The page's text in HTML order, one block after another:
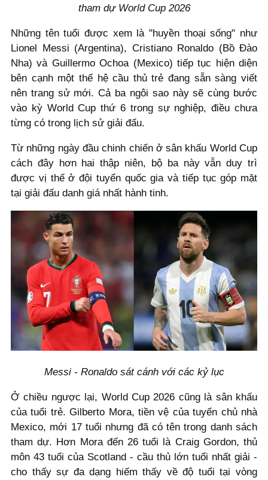
tham dự World Cup 2026
Những tên tuổi được xem là "huyền thoại sống" như
Lionel Messi (Argentina), Cristiano Ronaldo (Bồ Đào
Nha) và Guillermo Ochoa (Mexico) tiếp tục hiện diện
bên cạnh một thế hệ cầu thủ trẻ đang sẵn sàng viết
nên trang sử mới. Cả ba ngôi sao này sẽ cùng bước
vào kỳ World Cup thứ 6 trong sự nghiệp, điều chưa
từng có trong lịch sử giải đấu.
Từ những ngày đầu chinh chiến ở sân khấu World Cup
cách đây hơn hai thập niên, bộ ba này vẫn duy trì
được vị thế ở đội tuyển quốc gia và tiếp tục góp mặt
tại giải đấu danh giá nhất hành tinh.
Messi - Ronaldo sát cánh với các kỷ lục
Ở chiều ngược lại, World Cup 2026 cũng là sân khấu
của tuổi trẻ. Gilberto Mora, tiền vệ của tuyển chủ nhà
Mexico, mới 17 tuổi nhưng đã có tên trong danh sách
tham dự. Hơn Mora đến 26 tuổi là Craig Gordon, thủ
môn 43 tuổi của Scotland - cầu thủ lớn tuổi nhất giải -
cho thấy sự đa dạng hiếm thấy về độ tuổi tại vòng